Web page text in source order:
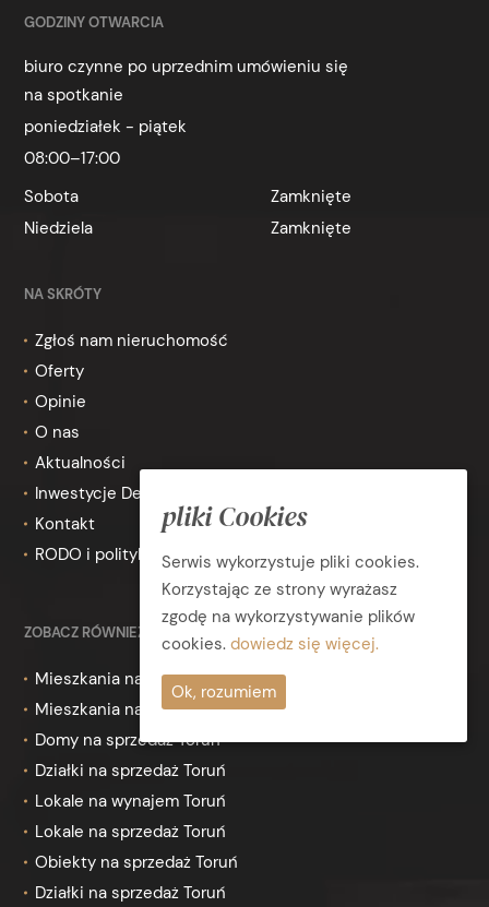
GODZINY OTWARCIA
biuro czynne po uprzednim umówieniu się
na spotkanie
poniedziałek - piątek
08:00–17:00
Sobota
Zamknięte
Niedziela
Zamknięte
NA SKRÓTY
Zgłoś nam nieruchomość
Oferty
Opinie
O nas
Aktualności
Inwestycje Deweloperskie
Kontakt
RODO i polityka prywatności
ZOBACZ RÓWNIEŻ
Mieszkania na wynajem Toruń
Mieszkania na sprzedaż Toruń
Domy na sprzedaż Toruń
Działki na sprzedaż Toruń
Lokale na wynajem Toruń
Lokale na sprzedaż Toruń
Obiekty na sprzedaż Toruń
Działki na sprzedaż Toruń
pliki Cookies
Serwis wykorzystuje pliki cookies.
Korzystając ze strony wyrażasz
zgodę na wykorzystywanie plików
cookies. dowiedz się więcej.
Ok, rozumiem